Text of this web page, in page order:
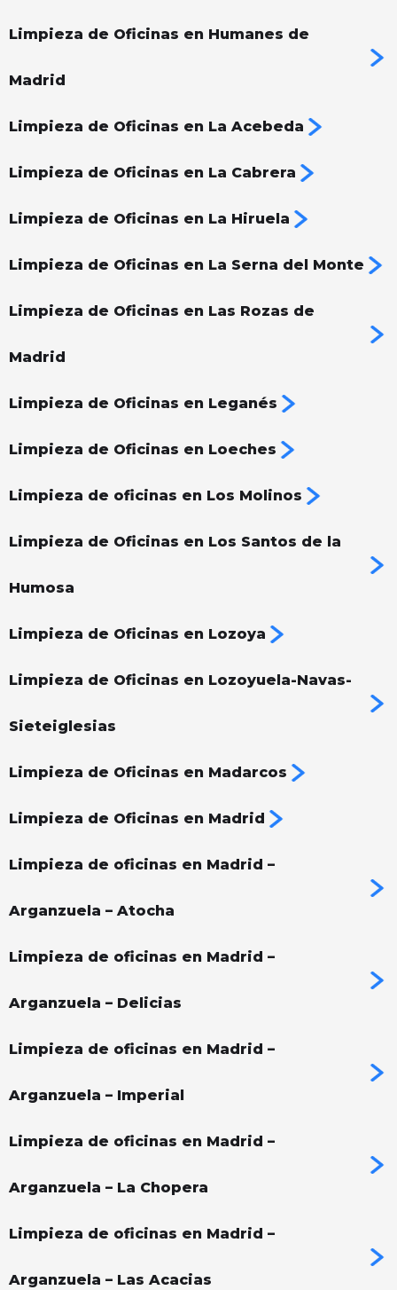
Limpieza de Oficinas en Humanes de
Madrid
Limpieza de Oficinas en La Acebeda
Limpieza de Oficinas en La Cabrera
Limpieza de Oficinas en La Hiruela
Limpieza de Oficinas en La Serna del Monte
Limpieza de Oficinas en Las Rozas de
Madrid
Limpieza de Oficinas en Leganés
Limpieza de Oficinas en Loeches
Limpieza de oficinas en Los Molinos
Limpieza de Oficinas en Los Santos de la
Humosa
Limpieza de Oficinas en Lozoya
Limpieza de Oficinas en Lozoyuela-Navas-
Sieteiglesias
Limpieza de Oficinas en Madarcos
Limpieza de Oficinas en Madrid
Limpieza de oficinas en Madrid –
Arganzuela – Atocha
Limpieza de oficinas en Madrid –
Arganzuela – Delicias
Limpieza de oficinas en Madrid –
Arganzuela – Imperial
Limpieza de oficinas en Madrid –
Arganzuela – La Chopera
Limpieza de oficinas en Madrid –
Arganzuela – Las Acacias